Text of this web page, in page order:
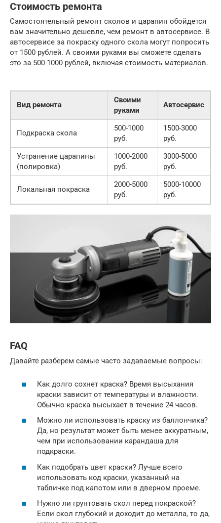
Стоимость ремонта
Самостоятельный ремонт сколов и царапин обойдется
вам значительно дешевле, чем ремонт в автосервисе. В
автосервисе за покраску одного скола могут попросить
от 1500 рублей. А своими руками вы сможете сделать
это за 500-1000 рублей, включая стоимость материалов.
Вид ремонта
Своими
руками
Автосервис
Подкраска скола
500-1000
руб.
1500-3000
руб.
Устранение царапины
(полировка)
1000-2000
руб.
3000-5000
руб.
Локальная покраска
2000-5000
руб.
5000-10000
руб.
FAQ
Давайте разберем самые часто задаваемые вопросы:
Как долго сохнет краска? Время высыхания
краски зависит от температуры и влажности.
Обычно краска высыхает в течение 24 часов.
Можно ли использовать краску из баллончика?
Да, но результат может быть менее аккуратным,
чем при использовании карандаша для
подкраски.
Как подобрать цвет краски? Лучше всего
использовать код краски, указанный на
табличке под капотом или в дверном проеме.
Нужно ли грунтовать скол перед покраской?
Если скол глубокий и доходит до металла, то да,